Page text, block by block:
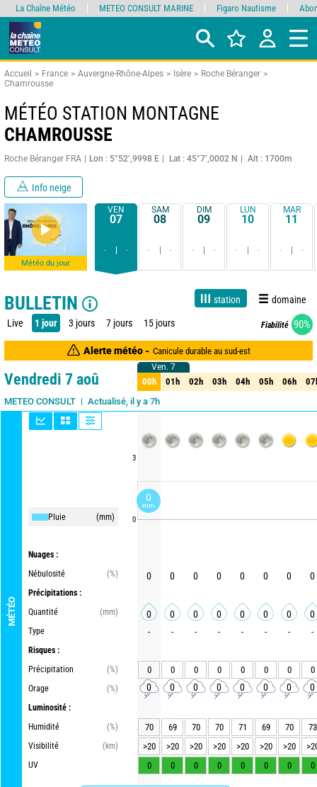
Accueil France Auvergne-Rhône-Alpes Isère
Roche Béranger
Chamrousse
MÉTÉO STATION MONTAGNE
CHAMROUSSE
Roche Béranger FRA Lon : 5°52’,9998 E Lat : 45°7’,0002 N Alt : 1700m
Info neige
Météo du jour
VEN
07
- -
SAM
08
- -
DIM
09
- -
LUN
10
- -
MAR
11
- -
BULLETIN station domaine
Live 1 jour 3 jours 7 jours 15 jours Fiabilité 90%
Alerte météo - Canicule durable au sud-est
Vendredi 7 aoû
METEO CONSULT Actualisé, il y a 7h
Mise à jour imminente
MÉTÉO
Pluie (mm)
Nuages :
Nébulosité
(%)
Précipitations :
Quantité
(mm)
Type
Risques :
Précipitation
(%)
Orage
(%)
Luminosité :
Humidité
(%)
Visibilité
(km)
UV
3
0
Ven. 7
00h 01h 02h 03h 04h 05h 06h
Ven. 7
00h 01h 02h 03h 04h 05h 06h
0 0 0 0 0 0 0 0
0 0 0 0 0 0 0 0
- - - - - - - -
0 0 0 0 0 0 0 0
0 0 0 0 0 0 0 0
70 69 70 70 71 69 70
73
>20
>20 >20 >20 >20 >20 >20
0
0 0 0 0 0 0 0
La Chaîne Météo METEO CONSULT MARINE Figaro Nautisme
0
mm